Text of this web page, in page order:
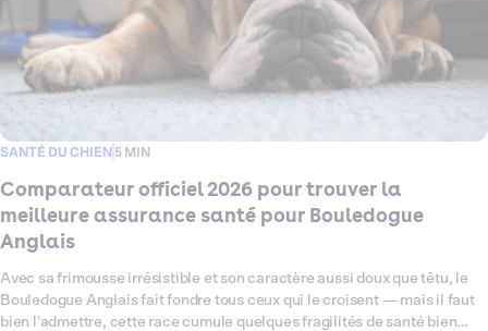
SANTÉ DU CHIEN 5 MIN
Comparateur officiel 2026 pour trouver la
meilleure assurance santé pour Bouledogue
Anglais
Avec sa frimousse irrésistible et son caractère aussi doux que têtu, le
Bouledogue Anglais fait fondre tous ceux qui le croisent — mais il faut
bien l'admettre, cette race cumule quelques fragilités de santé bien